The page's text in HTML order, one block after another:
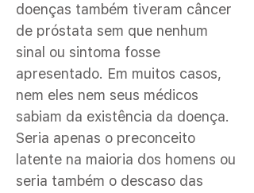
doenças também tiveram câncer
de próstata sem que nenhum
sinal ou sintoma fosse
apresentado. Em muitos casos,
nem eles nem seus médicos
sabiam da existência da doença.
Seria apenas o preconceito
latente na maioria dos homens ou
seria também o descaso das